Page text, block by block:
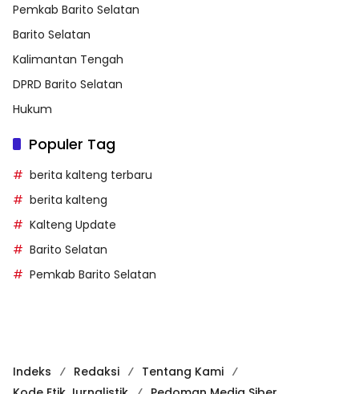
Pemkab Barito Selatan
Barito Selatan
Kalimantan Tengah
DPRD Barito Selatan
Hukum
Populer Tag
berita kalteng terbaru
berita kalteng
Kalteng Update
Barito Selatan
Pemkab Barito Selatan
Indeks Redaksi
Tentang Kami